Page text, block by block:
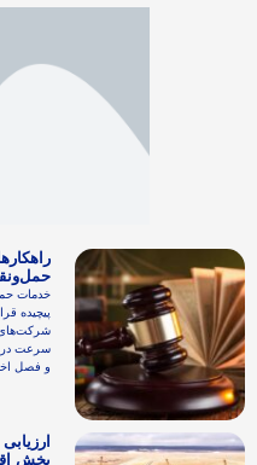
خدمات
پیچیده
شرکت‌های
سرعت در
و فصل
بخش